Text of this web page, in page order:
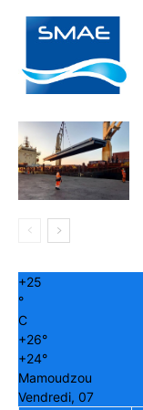
+25
°
C
+26°
+24°
Mamoudzou
Vendredi, 07